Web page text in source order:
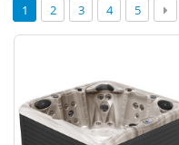
1
2 3 4 5